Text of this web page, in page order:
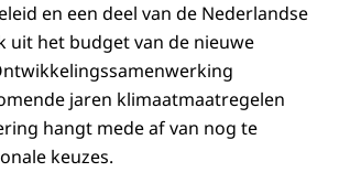
en een deel van de Nederlandse
uit het budget van de nieuwe
jaren klimaatmaatregelen
hangt mede af van nog te
keuzes.